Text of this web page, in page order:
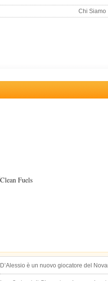
Chi Siamo
D’Alessio è un nuovo giocatore del